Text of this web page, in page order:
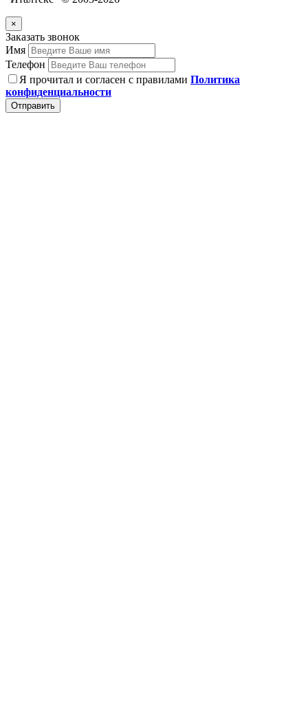
×
Заказать звонок
Имя
Телефон
Я прочитал и согласен с правилами Политика
конфиденциальности
Отправить